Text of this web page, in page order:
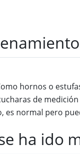
hornos o
de
es normal pero
ha ido